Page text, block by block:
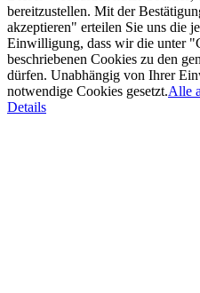
bereitzustellen. Mit der
akzeptieren" erteilen Sie uns die
Einwilligung, dass wir die unter
beschriebenen Cookies zu den
dürfen. Unabhängig von Ihrer
notwendige Cookies gesetzt.Alle
Details